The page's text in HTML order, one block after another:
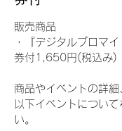
販売商品
・『デジタルブロマ
券付1,650円(税込み)
商品やイベントの詳
以下イベントについ
い。